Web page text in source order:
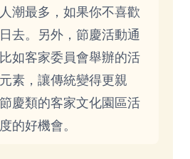
潮最多，如果你不喜歡
去。另外，節慶活動通
如客家委員會舉辦的活
素，讓傳統變得更親
慶類的客家文化園區活
的好機會。